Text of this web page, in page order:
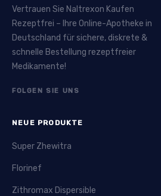
Vertrauen Sie Naltrexon Kaufen
Rezeptfrei – Ihre Online-Apotheke in
Deutschland für sichere, diskrete &
schnelle Bestellung rezeptfreier
Medikamente!
FOLGEN SIE UNS
NEUE PRODUKTE
Super Zhewitra
Florinef
Zithromax Dispersible